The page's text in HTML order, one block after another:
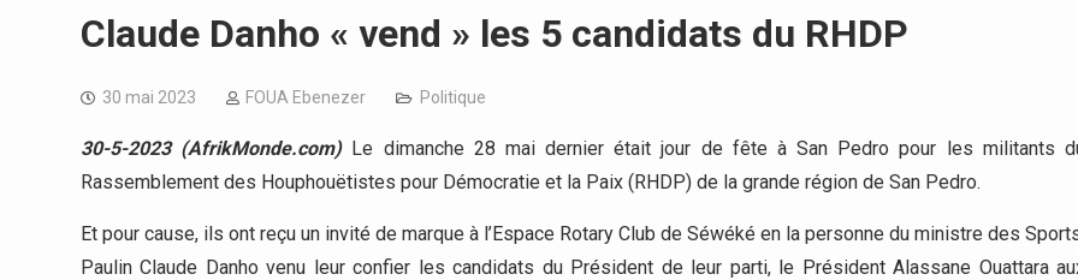
Claude Danho « vend » les 5 candidats du RHDP
30 mai 2023 FOUA Ebenezer Politique
30-5-2023 (AfrikMonde.com)Le dimanche 28 mai dernier était jour de fête à San Pedro pour les militants
Rassemblement des Houphouëtistes pour Démocratie et la Paix (RHDP) de la grande région de San Pedro.
Et pour cause, ils ont reçu un invité de marque à l’Espace Rotary Club de Séwéké en la personne du ministre des
Paulin Claude Danho venu leur confier les candidats du Président de leur parti, le Président Alassane Ouattara